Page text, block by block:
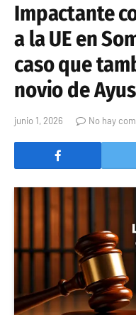
Impactante
a la UE en
caso que
novio de
junio 1, 2026 No hay